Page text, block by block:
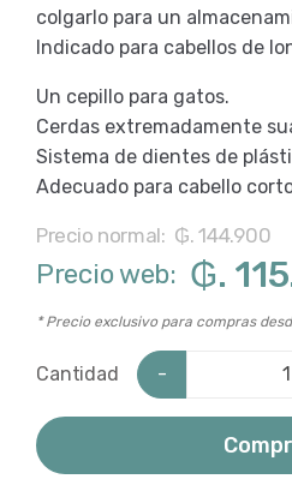
colgarlo para un
Indicado para cabellos de
Un cepillo para gatos.
Cerdas extremadamente
Sistema de dientes de
Adecuado para cabello
Precio normal: ₲. 144.900
Precio web: ₲.
* Precio exclusivo para compras
Cantidad -